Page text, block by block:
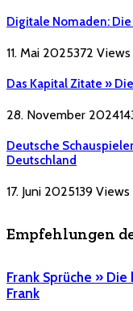
Digitale Nomaden:
11. Mai 2025372 Views
Das Kapital Zitate »
28. November 2024
Deutsche
Deutschland
17. Juni 2025139 Views
Empfehlungen
Frank Sprüche »
Frank